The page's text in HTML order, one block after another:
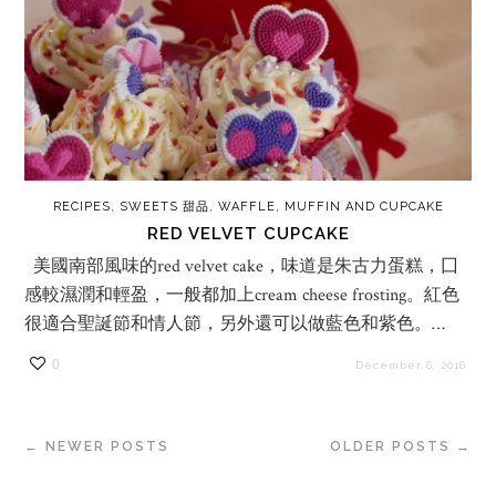
RECIPES SWEETS 甜品 WAFFLE, MUFFIN AND CUPCAKE
RED VELVET CUPCAKE
美國南部風味的red velvet cake，味道是朱古力蛋糕，囗
感較濕潤和輕盈，一般都加上cream cheese frosting。紅色
很適合聖誕節和情人節，另外還可以做藍色和紫色。…
0 December 6, 2016
OLDER POSTS →
← NEWER POSTS